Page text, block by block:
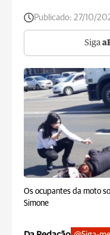
Publicado: 27/10/
Siga
Os ocupantes da moto
Simone